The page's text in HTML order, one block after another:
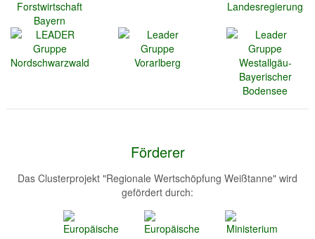
Förderer
Das Clusterprojekt "Regionale Wertschöpfung Weißtanne" wird
gefördert durch: